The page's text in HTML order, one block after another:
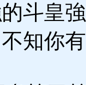
斗皇
知你